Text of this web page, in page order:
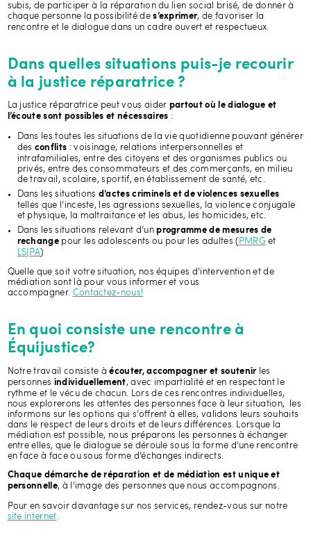
subis, de participer à la réparation du lien social brisé, de donner à
chaque personne la possibilité des’exprimer, de favoriser la
rencontre et le dialogue dans un cadre ouvert et respectueux.
Dans quelles situations puis-je recourir
à la justice réparatrice ?
La justice réparatrice peut vous aider partout où le dialogue et
l’écoute sont possibles et nécessaires :
Dans les toutes les situations de la vie quotidienne pouvant générer
des conflits : voisinage, relations interpersonnelles et
intrafamiliales, entre des citoyens et des organismes publics ou
privés, entre des consommateurs et des commerçants, en milieu
de travail, scolaire, sportif, en établissement de santé, etc.
Dans les situations d’actes criminels et de violences sexuelles
telles que l’inceste, les agressions sexuelles, la violence conjugale
et physique, la maltraitance et les abus, les homicides, etc.
Dans les situations relevant d’unprogramme de mesures de
rechange pour les adolescents ou pour les adultes ( PMRGet
LSJPA)
Quelle que soit votre situation, nos équipes d’intervention et de
médiation sont là pour vous informer et vous
accompagner. Contactez-nous!
En quoi consiste une rencontre à
Équijustice?
Notre travail consiste àécouter, accompagner et soutenirles
personnes individuellement, avec impartialité et en respectant le
rythme et le vécu de chacun. Lors de ces rencontres individuelles,
nous explorerons les attentes des personnes face à leur situation, les
informons sur les options qui s’offrent à elles, validons leurs souhaits
dans le respect de leurs droits et de leurs différences. Lorsque la
médiation est possible, nous préparons les personnes à échanger
entre elles, que le dialogue se déroule sous la forme d’une rencontre
en face à face ou sous forme d’échanges indirects.
Chaque démarche de réparation et de médiation est unique et
personnelle, à l’image des personnes que nous accompagnons.
Pour en savoir davantage sur nos services, rendez-vous sur notre
site internet.